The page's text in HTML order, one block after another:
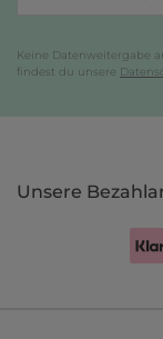
Keine Datenweitergabe
findest du unsere
Unsere